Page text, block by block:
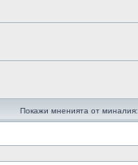
Покажи мненията от миналия: